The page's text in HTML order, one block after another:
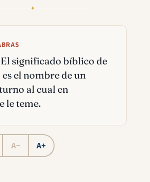
✦
significado bíblico de
el nombre de un
al cual en
le teme.
A− A+